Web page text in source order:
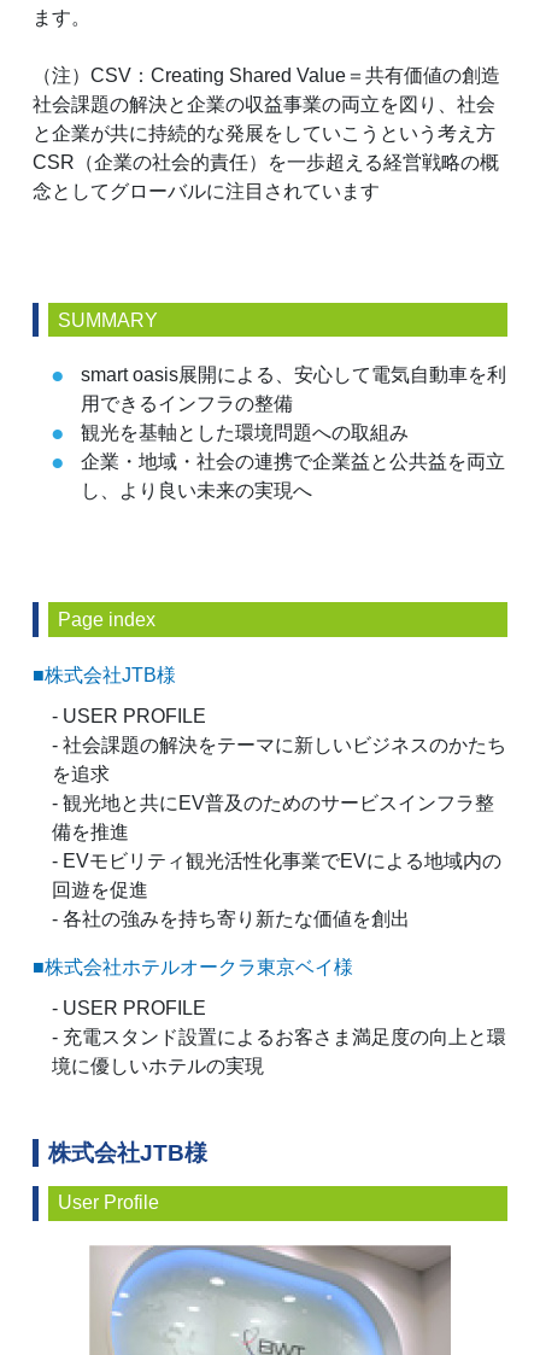
ます。
（注）CSV：Creating Shared Value＝共有価値の創造
社会課題の解決と企業の収益事業の両立を図り、社会
と企業が共に持続的な発展をしていこうという考え方
CSR（企業の社会的責任）を一歩超える経営戦略の概
念としてグローバルに注目されています
SUMMARY
smart oasis展開による、安心して電気自動車を利
用できるインフラの整備
観光を基軸とした環境問題への取組み
企業・地域・社会の連携で企業益と公共益を両立
し、より良い未来の実現へ
Page index
■株式会社JTB様
- USER PROFILE
- 社会課題の解決をテーマに新しいビジネスのかたち
を追求
- 観光地と共にEV普及のためのサービスインフラ整
備を推進
- EVモビリティ観光活性化事業でEVによる地域内の
回遊を促進
- 各社の強みを持ち寄り新たな価値を創出
■株式会社ホテルオークラ東京ベイ様
- USER PROFILE
- 充電スタンド設置によるお客さま満足度の向上と環
境に優しいホテルの実現
株式会社JTB様
User Profile